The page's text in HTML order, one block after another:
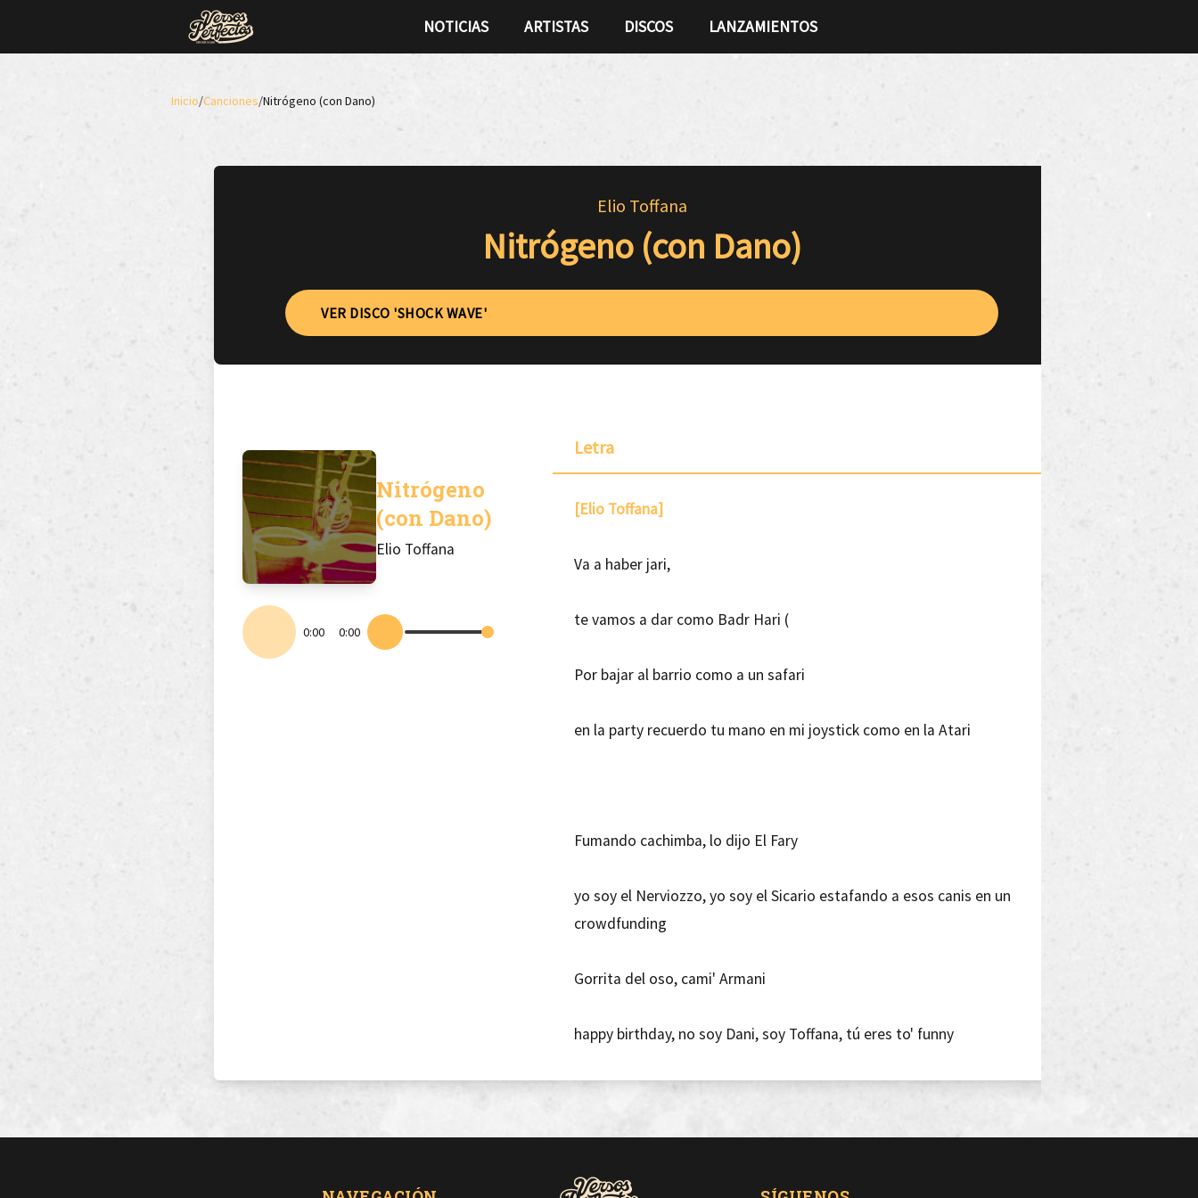
NOTICIAS ARTISTAS DISCOS LANZAMIENTOS
Inicio/Canciones/Nitrógeno (con Dano)
Elio Toffana
Nitrógeno (con Dano)
VER DISCO 'SHOCK WAVE'
Nitrógeno
(con Dano)
Elio Toffana
0:00 0:00
Letra
[Elio Toffana]
Va a haber jari,
te vamos a dar como Badr Hari (
Por bajar al barrio como a un safari
en la party recuerdo tu mano en mi joystick como en la Atari
Fumando cachimba, lo dijo El Fary
yo soy el Nerviozzo, yo soy el Sicario estafando a esos canis en un
crowdfunding
Gorrita del oso, cami' Armani
happy birthday, no soy Dani, soy Toffana, tú eres to' funny